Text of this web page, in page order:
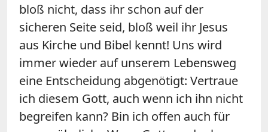
bloß nicht, dass ihr schon auf der
sicheren Seite seid, bloß weil ihr Jesus
aus Kirche und Bibel kennt! Uns wird
immer wieder auf unserem Lebensweg
eine Entscheidung abgenötigt: Vertraue
ich diesem Gott, auch wenn ich ihn nicht
begreifen kann? Bin ich offen auch für